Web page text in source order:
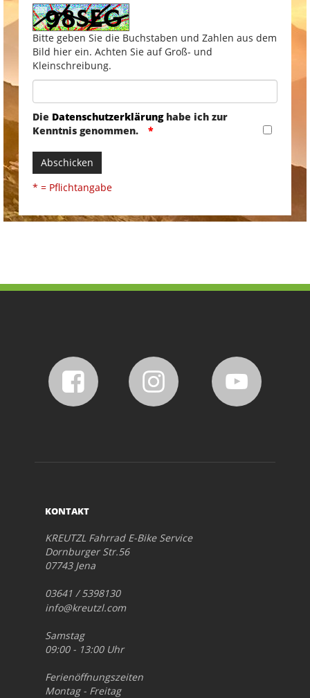
Bitte geben Sie die Buchstaben und Zahlen aus dem
Bild hier ein. Achten Sie auf Groß- und
Kleinschreibung.
Die Datenschutzerklärunghabe ich zur
Kenntnis genommen.
Abschicken
* = Pflichtangabe
KONTAKT
KREUTZL Fahrrad E-Bike Service
Dornburger Str.56
07743 Jena
03641 / 5398130
info@kreutzl.com
Samstag
09:00 - 13:00 Uhr
Ferienöffnungszeiten
Montag - Freitag